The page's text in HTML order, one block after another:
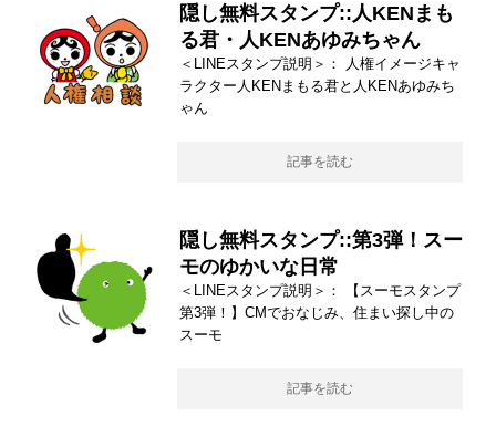
隠し無料スタンプ::人KENまも
る君・人KENあゆみちゃん
＜LINEスタンプ説明＞： 人権イメージキャ
ラクター人KENまもる君と人KENあゆみち
ゃん
記事を読む
隠し無料スタンプ::第3弾！スー
モのゆかいな日常
＜LINEスタンプ説明＞： 【スーモスタンプ
第3弾！】CMでおなじみ、住まい探し中の
スーモ
記事を読む